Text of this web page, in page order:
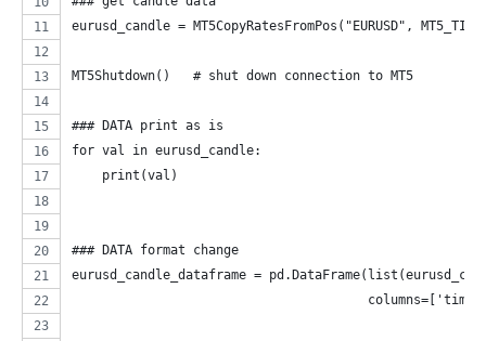
eurusd_candle = MT5CopyRatesFromPos("EURUSD",
MT5Shutdown()   # shut down connection to MT5
### DATA print as is
for val in eurusd_candle:
    print(val)
### DATA format change
eurusd_candle_dataframe =